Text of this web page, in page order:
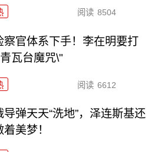
阅读 8504
察官体系下手！李在明要打
瓦台魔咒\"
阅读 6612
导弹天天“洗地”，泽连斯基还
美梦！